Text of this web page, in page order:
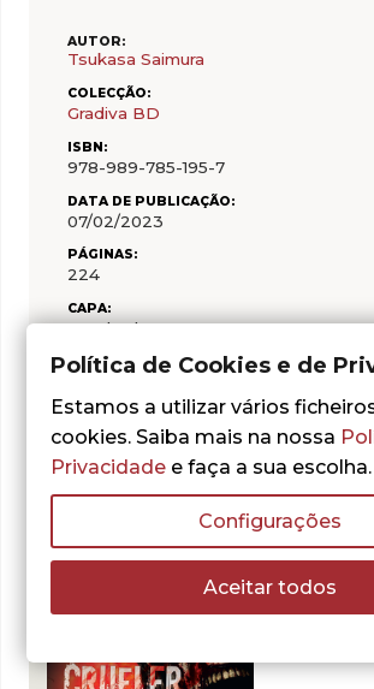
AUTOR:
Tsukasa Saimura
COLECÇÃO:
Gradiva BD
ISBN:
978-989-785-195-7
DATA DE PUBLICAÇÃO:
07/02/2023
PÁGINAS:
224
CAPA:
Brochada
Do mesmo autor
Política de Cookies e de
Estamos a utilizar vários
cookies. Saiba mais na nossa
Privacidade e faça a sua escolha.
Configurações
Aceitar todos